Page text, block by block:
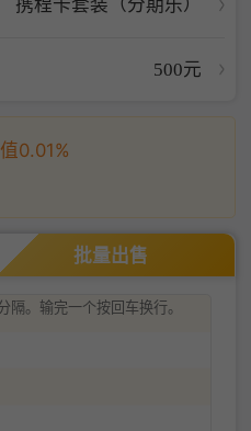
携程卡套装（分期乐）
500元
0.01%
批量出售